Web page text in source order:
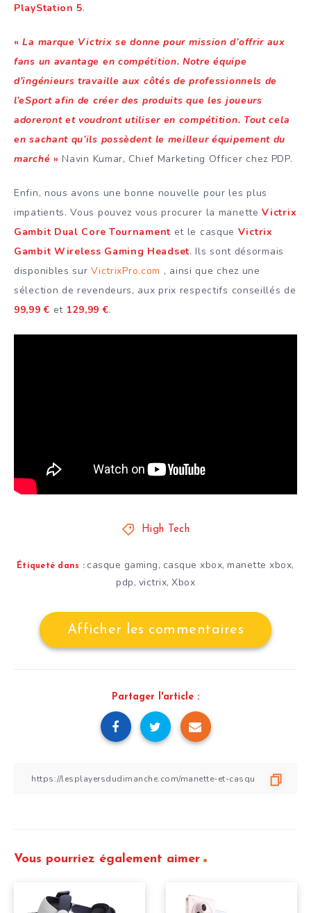
PlayStation 5.
«La marque Victrix se donne pour mission d’offrir aux
fans un avantage en compétition. Notre équipe
d’ingénieurs travaille aux côtés de professionnels de
l’eSport afin de créer des produits que les joueurs
adoreront et voudront utiliser en compétition. Tout cela
en sachant qu’ils possèdent le meilleur équipement du
marché » Navin Kumar, Chief Marketing Officer chez PDP.
Enfin, nous avons une bonne nouvelle pour les plus
impatients. Vous pouvez vous procurer la manetteVictrix
Gambit Dual Core Tournament et le casque Victrix
Gambit Wireless Gaming Headset. Ils sont désormais
disponibles surVictrixPro.com , ainsi que chez une
sélection de revendeurs, aux prix respectifs conseillés de
99,99 € et 129,99 €.
High Tech
Étiqueté dans : casque gaming, casque xbox,manette xbox,
pdp, victrix, Xbox
Afficher les commentaires
Partager l'article :
Vous pourriez également aimer